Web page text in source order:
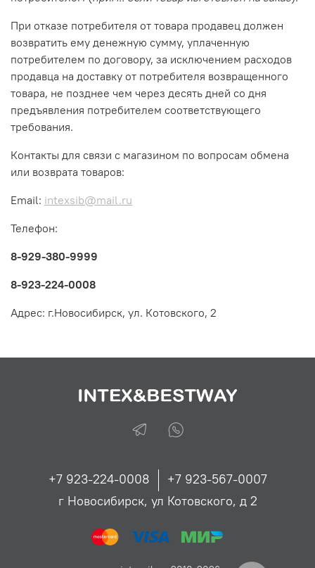
При отказе потребителя от товара продавец должен
возвратить ему денежную сумму, уплаченную
потребителем по договору, за исключением расходов
продавца на доставку от потребителя возвращенного
товара, не позднее чем через десять дней со дня
предъявления потребителем соответствующего
требования.
Контакты для связи с магазином по вопросам обмена
или возврата товаров:
Email: intexsib@mail.ru
Телефон:
8-929-380-9999
8-923-224-0008
Адрес: г.Новосибирск, ул. Котовского, 2
+7 923-224-0008
+7 923-567-0007
г Новосибирск, ул Котовского, д 2